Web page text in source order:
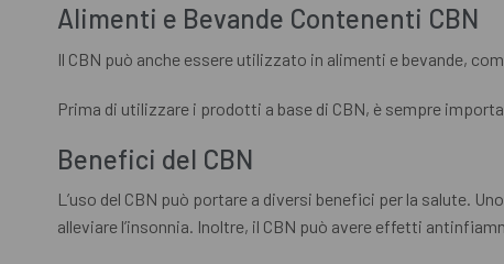
Alimenti e Bevande Contenenti CBN
Il CBN può anche essere utilizzato in alimenti e bevande,
Prima di utilizzare i prodotti a base di CBN, è sempre
Benefici del CBN
L’uso del CBN può portare a diversi benefici per la salute.
alleviare l’insonnia. Inoltre, il CBN può avere effetti